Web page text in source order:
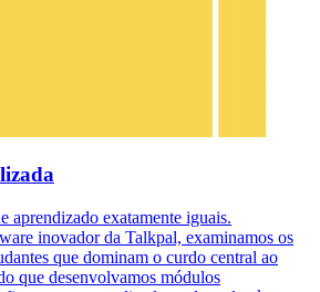
aprendizado exatamente iguais.
inovador da Talkpal, examinamos os
que dominam o curdo central ao
que desenvolvamos módulos